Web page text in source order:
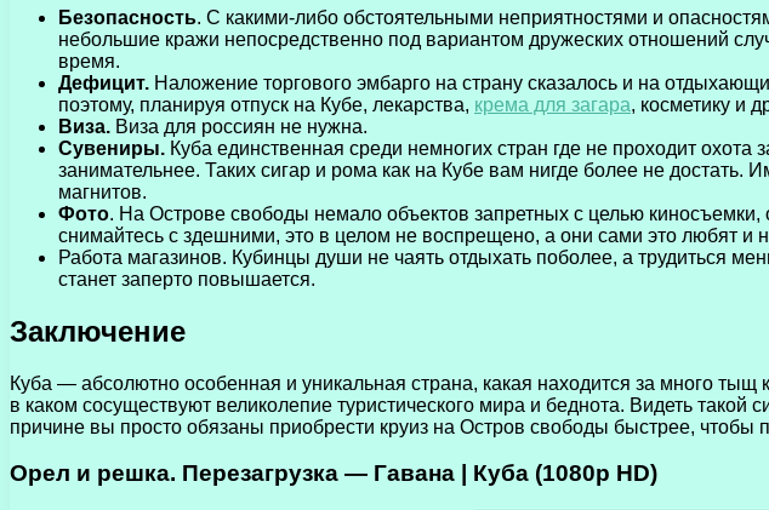
Безопасность. С какими-либо обстоятельными неприятностями и
небольшие кражи непосредственно под вариантом дружеских отношений
время.
Дефицит. Наложение торгового эмбарго на страну сказалось и на
поэтому, планируя отпуск на Кубе, лекарства, крема для загара, косметику и
Виза. Виза для россиян не нужна.
Сувениры. Куба единственная среди немногих стран где не проходит
занимательнее. Таких сигар и рома как на Кубе вам нигде более не
магнитов.
Фото. На Острове свободы немало объектов запретных с целью киносъемки,
снимайтесь с здешними, это в целом не воспрещено, а они сами это любят и
Работа магазинов. Кубинцы души не чаять отдыхать поболее, а трудиться
станет заперто повышается.
Заключение
Куба — абсолютно особенная и уникальная страна, какая находится за много
в каком сосуществуют великолепие туристического мира и беднота. Видеть
причине вы просто обязаны приобрести круиз на Остров свободы быстрее, чтобы
Орел и решка. Перезагрузка — Гавана | Куба (1080p HD)